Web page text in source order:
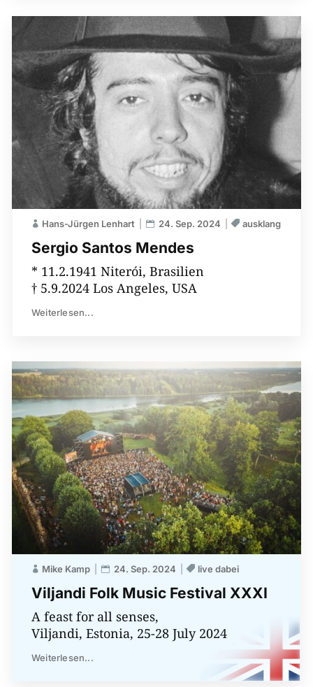
Sergio Santos Mendes
Hans-Jürgen Lenhart 24. Sep. 2024 ausklang
* 11.2.1941 Niterói, Brasilien
† 5.9.2024 Los Angeles, USA
Weiterlesen...
Viljandi Folk Music Festival XXXI
Mike Kamp 24. Sep. 2024 live dabei
A feast for all senses,
Viljandi, Estonia, 25-28 July 2024
Weiterlesen...